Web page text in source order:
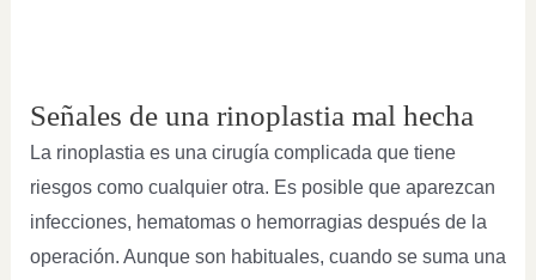
Señales de una rinoplastia mal hecha
La rinoplastia es una cirugía complicada que tiene
riesgos como cualquier otra. Es posible que aparezcan
infecciones, hematomas o hemorragias después de la
operación. Aunque son habituales, cuando se suma una